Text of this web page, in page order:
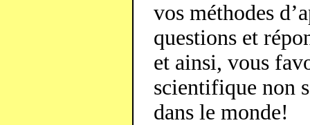
vos méthodes
questions et
et ainsi, vous
scientifique non
dans le monde!